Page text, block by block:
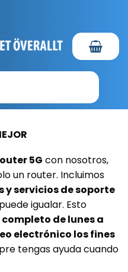
5G con nosotros,
un router. Incluimos
y servicios de soporte
igualar. Esto
de lunes a
electrónico los fines
tengas ayuda cuando